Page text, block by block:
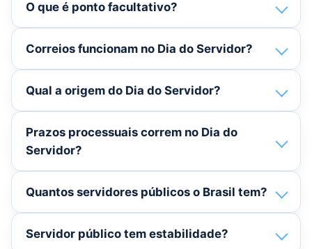
O que é ponto facultativo?
Correios funcionam no Dia do Servidor?
Qual a origem do Dia do Servidor?
Prazos processuais correm no Dia do
Servidor?
Quantos servidores públicos o Brasil tem?
Servidor público tem estabilidade?